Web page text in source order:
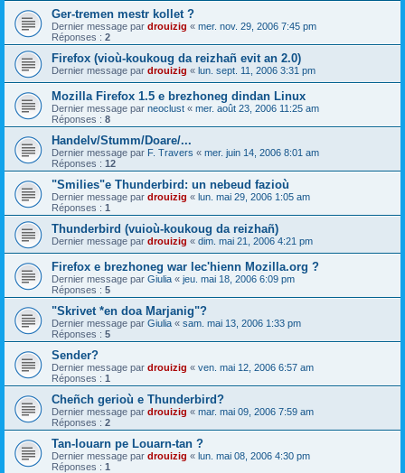
Ger-tremen mestr kollet ?
Dernier message par drouizig « mer. nov. 29, 2006 7:45 pm
Réponses : 2
Firefox (vioù-koukoug da reizhañ evit an 2.0)
Dernier message par drouizig « lun. sept. 11, 2006 3:31 pm
Mozilla Firefox 1.5 e brezhoneg dindan Linux
Dernier message par neoclust « mer. août 23, 2006 11:25 am
Réponses : 8
Handelv/Stumm/Doare/...
Dernier message par F. Travers « mer. juin 14, 2006 8:01 am
Réponses : 12
"Smilies"e Thunderbird: un nebeud fazioù
Dernier message par drouizig « lun. mai 29, 2006 1:05 am
Réponses : 1
Thunderbird (vuioù-koukoug da reizhañ)
Dernier message par drouizig « dim. mai 21, 2006 4:21 pm
Firefox e brezhoneg war lec'hienn Mozilla.org ?
Dernier message par Giulia « jeu. mai 18, 2006 6:09 pm
Réponses : 5
"Skrivet *en doa Marjanig"?
Dernier message par Giulia « sam. mai 13, 2006 1:33 pm
Réponses : 5
Sender?
Dernier message par drouizig « ven. mai 12, 2006 6:57 am
Réponses : 1
Cheñch gerioù e Thunderbird?
Dernier message par drouizig « mar. mai 09, 2006 7:59 am
Réponses : 2
Tan-louarn pe Louarn-tan ?
Dernier message par drouizig « lun. mai 08, 2006 4:30 pm
Réponses : 1